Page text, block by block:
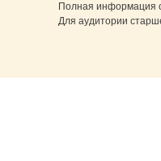
Полная информация
Для аудитории